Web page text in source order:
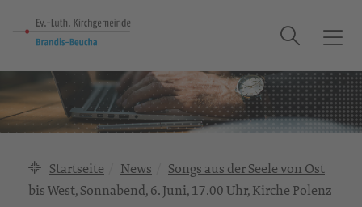
T
g
g
l
v
Suche
Startseite News
Songs aus der Seele von Ost
bis West, Sonnabend, 6. Juni, 17.00 Uhr, Kirche Polenz